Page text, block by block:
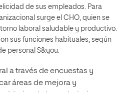
de sus empleados. Para
surge el CHO, quien se
laboral saludable y productivo.
sus funciones habituales, según
personal S&you:
a través de encuestas y
áreas de mejora y